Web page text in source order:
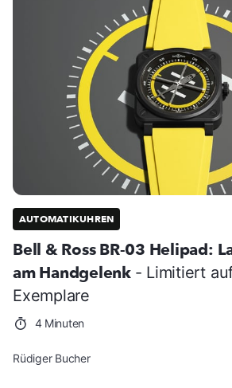
AUTOMATIKUHREN
Bell & Ross BR-03 Helipad:
am Handgelenk - Limitiert
Exemplare
4 Minuten
Rüdiger Bucher